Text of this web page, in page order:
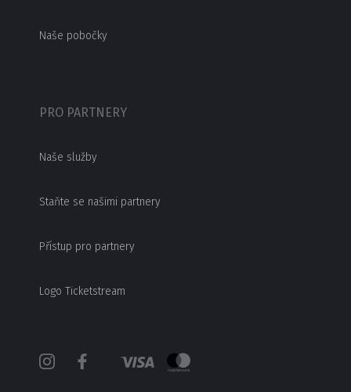
Naše pobočky
PRO PARTNERY
Naše služby
Staňte se našimi partnery
Přístup pro partnery
Logo Ticketstream